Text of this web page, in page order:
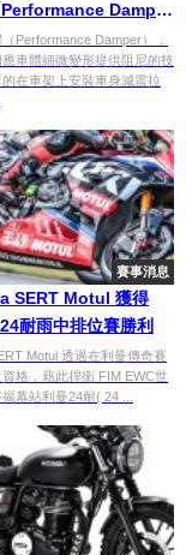
Damper
桿」
Performance Damper），
車體細微變形提供阻尼的技
在車架上安裝車身減震拉
賽事消息
SERT Motul 獲得
耐雨中排位賽勝利
Motul 透過在利曼傳奇賽
格，藉此捍衛 FIM EWC世
幕站利曼24耐( 24 ...